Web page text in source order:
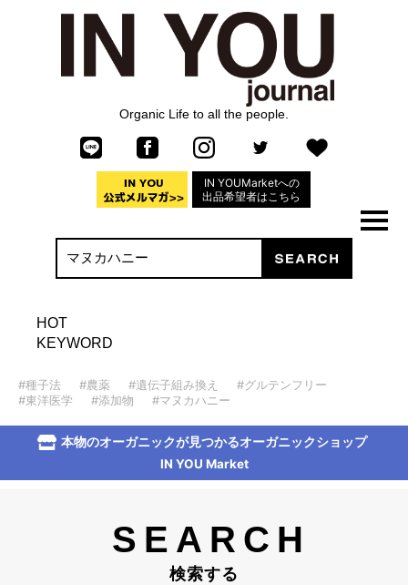
Organic Life to all the people.
IN YOUMarketへの
出品希望者はこちら
HOT
KEYWORD
#種子法 #農薬 #遺伝子組み換え
#グルテンフリー
#東洋医学
#添加物 #マヌカハニー
本物のオーガニックが見つかるオーガニックショップ
IN YOU Market
SEARCH
検索する